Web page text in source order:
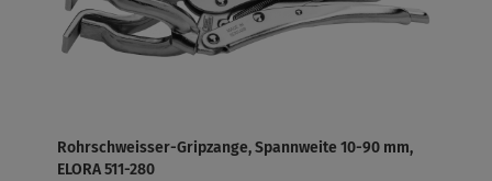
Rohrschweisser-Gripzange, Spannweite 10-90 mm,
ELORA 511-280